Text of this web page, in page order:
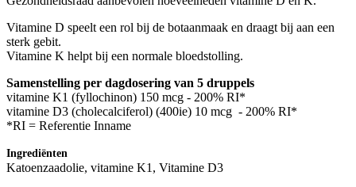
Vitamine D speelt een rol bij de botaanmaak en draagt bij aan een
sterk gebit.
Vitamine K helpt bij een normale bloedstolling.
Samenstelling per dagdosering van 5 druppels
vitamine K1 (fyllochinon) 150 mcg - 200% RI*
vitamine D3 (cholecalciferol) (400ie) 10 mcg - 200% RI*
*RI = Referentie Inname
Ingrediënten
Katoenzaadolie, vitamine K1, Vitamine D3